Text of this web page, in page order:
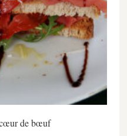
de bœuf